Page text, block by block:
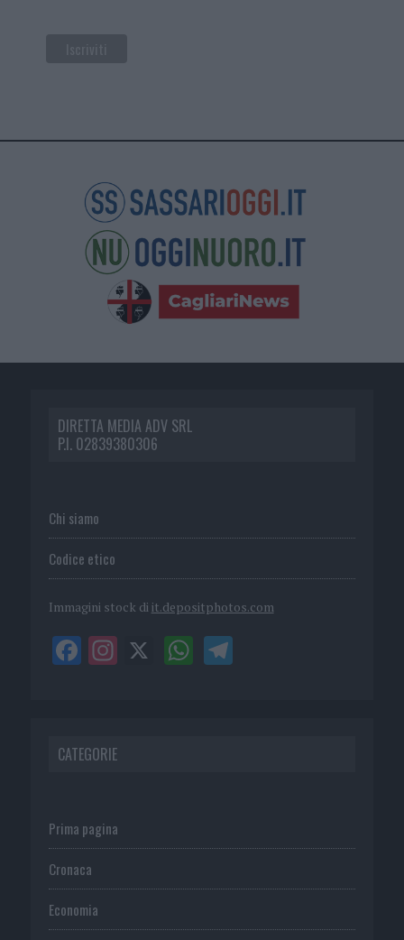
DIRETTA MEDIA ADV SRL
P.I. 02839380306
Chi siamo
Codice etico
Immagini stock di it.depositphotos.com
CATEGORIE
Prima pagina
Cronaca
Economia